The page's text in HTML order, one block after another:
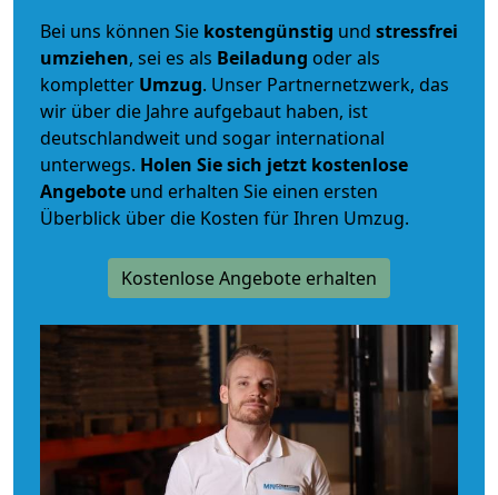
Bei uns können Sie kostengünstig und stressfrei
umziehen, sei es als Beiladung oder als
kompletter Umzug. Unser Partnernetzwerk, das
wir über die Jahre aufgebaut haben, ist
deutschlandweit und sogar international
unterwegs. Holen Sie sich jetzt kostenlose
Angebote und erhalten Sie einen ersten
Überblick über die Kosten für Ihren Umzug.
Kostenlose Angebote erhalten